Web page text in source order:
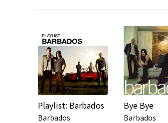
Playlist: Barbados
Barbados
Bye Bye
Barbados